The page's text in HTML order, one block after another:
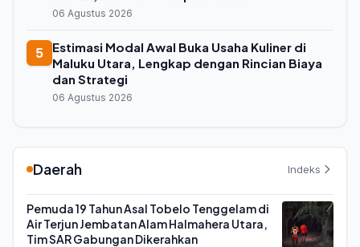
06 Agustus 2026
5
Estimasi Modal Awal Buka Usaha Kuliner di
Maluku Utara, Lengkap dengan Rincian Biaya
dan Strategi
06 Agustus 2026
Daerah Indeks
Pemuda 19 Tahun Asal Tobelo Tenggelam di
Air Terjun Jembatan Alam Halmahera Utara,
Tim SAR Gabungan Dikerahkan